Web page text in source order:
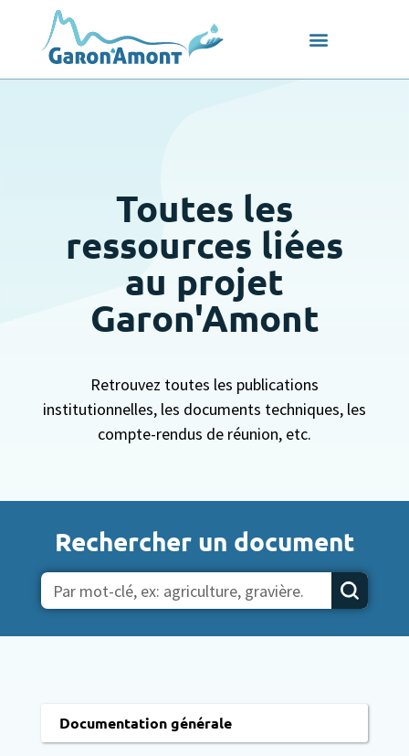
Toutes les
ressources liées
au projet
Garon'Amont
Retrouvez toutes les publications
institutionnelles, les documents techniques, les
compte-rendus de réunion, etc.
Rechercher un document
Documentation générale